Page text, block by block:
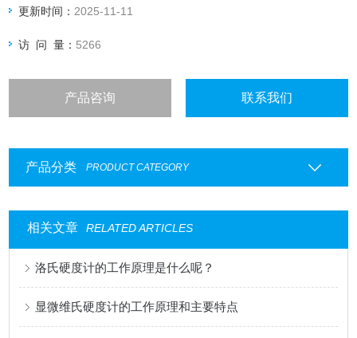
更新时间： 2025-11-11
访 问 量： 5266
产品咨询 联系我们
产品分类 PRODUCT CATEGORY
相关文章 RELATED ARTICLES
洛氏硬度计的工作原理是什么呢？
显微维氏硬度计的工作原理和主要特点